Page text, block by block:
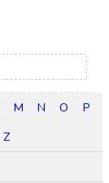
M N O
P
Z